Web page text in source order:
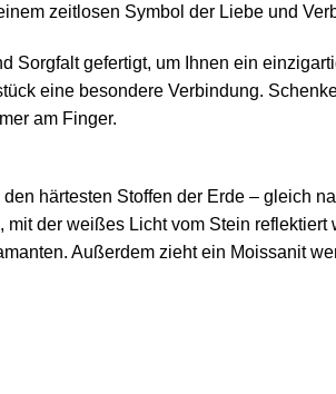
zeitlosen Symbol der Liebe und
Sorgfalt gefertigt, um Ihnen ein
eine besondere Verbindung.
am Finger.
härtesten Stoffen der Erde – gleich
der weißes Licht vom Stein
Außerdem zieht ein Moissanit